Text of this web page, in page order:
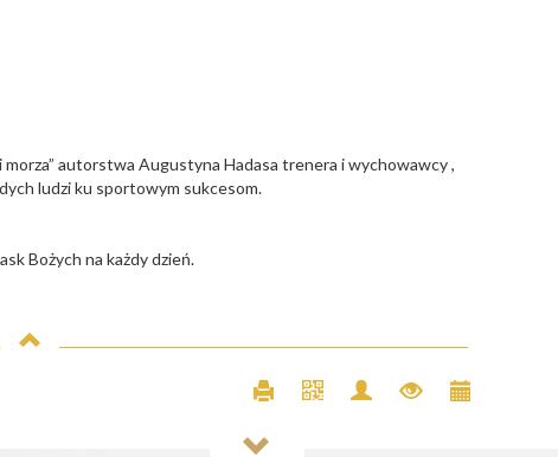
morza” autorstwa Augustyna Hadasa trenera i wychowawcy ,
ludzi ku sportowym sukcesom.
Bożych na każdy dzień.